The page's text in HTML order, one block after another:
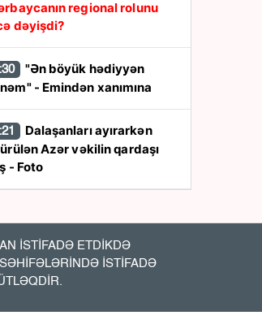
regional rolunu
dəyişdi?
- Emindən xanımına
Azər vəkilin qardaşı
- Foto
ABŞ -Azərbaycan iqtisadi
yeni mərhələ:7,5
dollarlıq sazişlər nə vəd
İSTİFADƏ ETDİKDƏ
İSTİFADƏ